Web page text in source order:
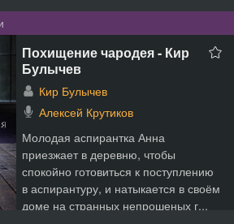
Похищение чародея - Кир
Булычев
Кир Булычев
Алексей Крутиков
Молодая аспирантка Анна
приезжает в деревню, чтобы
спокойно готовиться к поступлению
в аспирантуру, и натыкается в своём
доме на странных непрошеных г...